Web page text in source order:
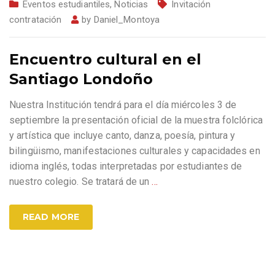
Eventos estudiantiles,Noticias
Invitación
contratación
by Daniel_Montoya
Encuentro cultural en el
Santiago Londoño
Nuestra Institución tendrá para el día miércoles 3 de
septiembre la presentación oficial de la muestra folclórica
y artística que incluye canto, danza, poesía, pintura y
bilingüismo, manifestaciones culturales y capacidades en
idioma inglés, todas interpretadas por estudiantes de
nuestro colegio. Se tratará de un …
READ MORE